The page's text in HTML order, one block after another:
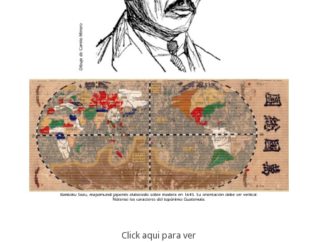
Click aqui para ver